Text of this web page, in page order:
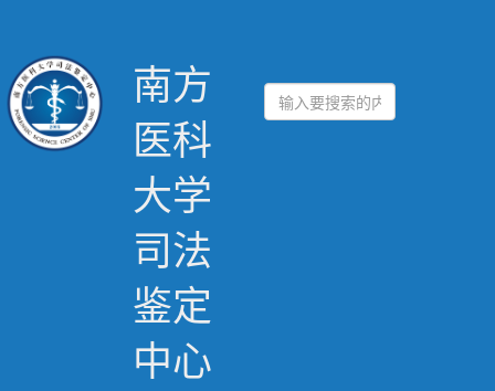
南方
医科
大学
司法
鉴定
中心